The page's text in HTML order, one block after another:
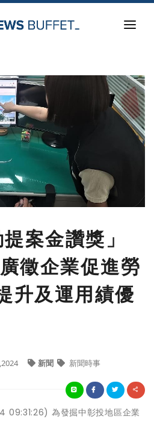
案金讚獎」
徵企業促進勞
升及運用績優
新聞 新聞時事
09:31:26) 為發掘中彰投地區企業